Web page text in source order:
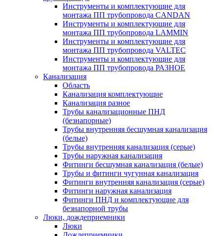
Инструменты и комплектующие для
монтажа ПП трубопровода CANDAN
Инструменты и комплектующие для
монтажа ПП трубопровода LAMMIN
Инструменты и комплектующие для
монтажа ПП трубопровода VALTEC
Инструменты и комплектующие для
монтажа ПП трубопровода РАЗНОЕ
Канализация
Область
Канализация комплектующие
Канализация разное
Трубы канализационные ПНД
(безнапорные)
Трубы внутренняя бесшумная канализация
(белые)
Трубы внутренняя канализация (серые)
Трубы наружная канализация
Фитинги бесшумная канализация (белые)
Трубы и фитинги чугунная канализация
Фитинги внутренняя канализация (серые)
Фитинги наружная канализация
Фитинги ПНД и комплектующие для
безнапорной трубы
Люки, дождеприемники
Люки